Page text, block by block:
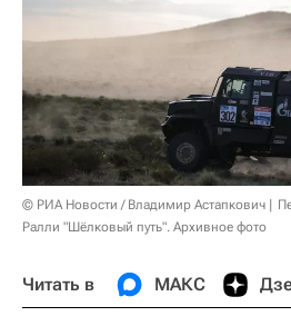
© РИА Новости / Владимир Астапкович
Ралли "Шёлковый путь". Архивное фото
Читать в МАКС